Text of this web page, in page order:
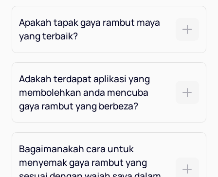
Apakah tapak gaya rambut maya
yang terbaik?
Adakah terdapat aplikasi yang
membolehkan anda mencuba
gaya rambut yang berbeza?
Bagaimanakah cara untuk
menyemak gaya rambut yang